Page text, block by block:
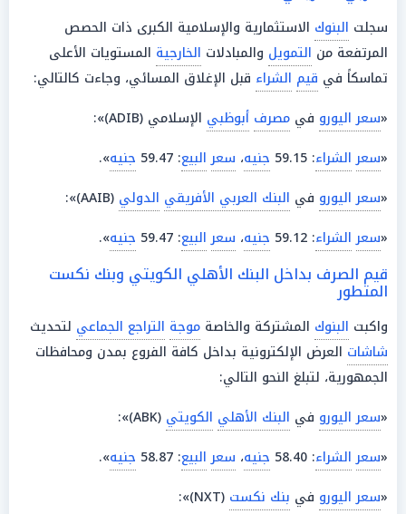
سجلت البنوك الاستثمارية والإسلامية الكبرى ذات الحصص
المرتفعة من التمويل والمبادلات الخارجية المستويات الأعلى
تماسكاً في قيم الشراء قبل الإغلاق المسائي، وجاءت كالتالي:
«سعر اليورو في مصرف أبوظبي الإسلامي (ADIB)»:
«سعر الشراء: 59.15 جنيه، سعر البيع: 59.47 جنيه».
«سعر اليورو في البنك العربي الأفريقي الدولي (AAIB)»:
«سعر الشراء: 59.12 جنيه، سعر البيع: 59.47 جنيه».
قيم الصرف بداخل البنك الأهلي الكويتي وبنك نكست
المتطور
واكبت البنوك المشتركة والخاصة موجة التراجع الجماعي لتحديث
شاشات العرض الإلكترونية بداخل كافة الفروع بمدن ومحافظات
الجمهورية، لتبلغ النحو التالي:
«سعر اليورو في البنك الأهلي الكويتي (ABK)»:
«سعر الشراء: 58.40 جنيه، سعر البيع: 58.87 جنيه».
«سعر اليورو في بنك نكست (NXT)»: